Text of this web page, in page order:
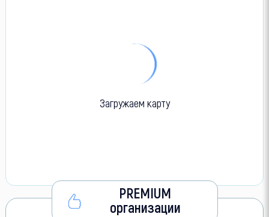
Загружаем карту
PREMIUM
организации